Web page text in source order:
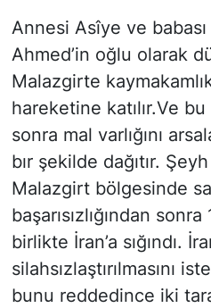
Annesi Asîye ve
Ahmed’in oğlu olarak
Malazgirte
hareketine katılır.Ve
sonra mal varlığını
bır şekilde dağıtır.
Malazgirt bölgesinde
başarısızlığından
birlikte İran’a sığındı.
silahsızlaştırılmasını
bunu reddedince iki